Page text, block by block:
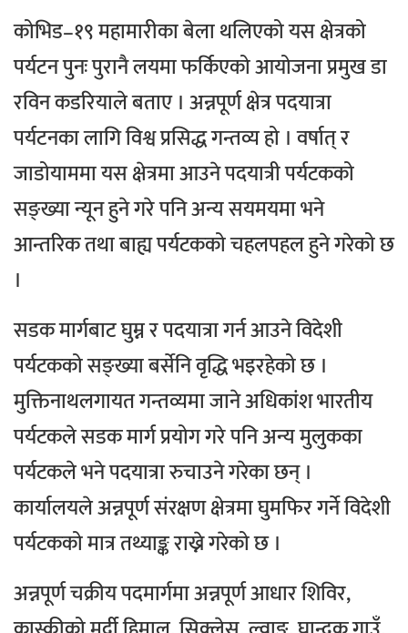
कोभिड–१९ महामारीका बेला थलिएको यस क्षेत्रको
पर्यटन पुनः पुरानै लयमा फर्किएको आयोजना प्रमुख डा
रविन कडरियाले बताए । अन्नपूर्ण क्षेत्र पदयात्रा
पर्यटनका लागि विश्व प्रसिद्ध गन्तव्य हो । वर्षात् र
जाडोयाममा यस क्षेत्रमा आउने पदयात्री पर्यटकको
सङ्ख्या न्यून हुने गरे पनि अन्य सयमयमा भने
आन्तरिक तथा बाह्य पर्यटकको चहलपहल हुने गरेको छ
।
सडक मार्गबाट घुम्न र पदयात्रा गर्न आउने विदेशी
पर्यटकको सङ्ख्या बर्सेनि वृद्धि भइरहेको छ ।
मुक्तिनाथलगायत गन्तव्यमा जाने अधिकांश भारतीय
पर्यटकले सडक मार्ग प्रयोग गरे पनि अन्य मुलुकका
पर्यटकले भने पदयात्रा रुचाउने गरेका छन् ।
कार्यालयले अन्नपूर्ण संरक्षण क्षेत्रमा घुमफिर गर्ने विदेशी
पर्यटकको मात्र तथ्याङ्क राख्ने गरेको छ ।
अन्नपूर्ण चक्रीय पदमार्गमा अन्नपूर्ण आधार शिविर,